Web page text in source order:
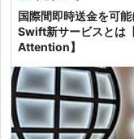
国際間即時送金を可
Swift新サービスとは
Attention】